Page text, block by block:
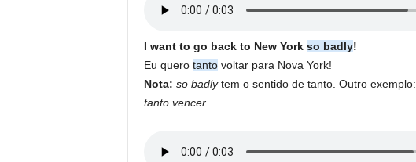
I want to go back to New York so badly!
Eu quero tantovoltar para Nova York!
Nota: so badlytem o sentido de tanto. Outro exemplo:
tanto vencer.